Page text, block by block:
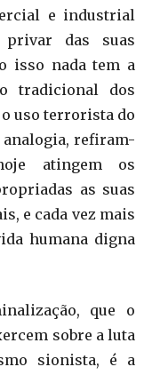
e industrial
das suas
isso nada tem a
tradicional dos
uso terrorista do
refiram-
atingem os
as suas
e cada vez mais
humana digna
que o
sobre a luta
sionista, é a